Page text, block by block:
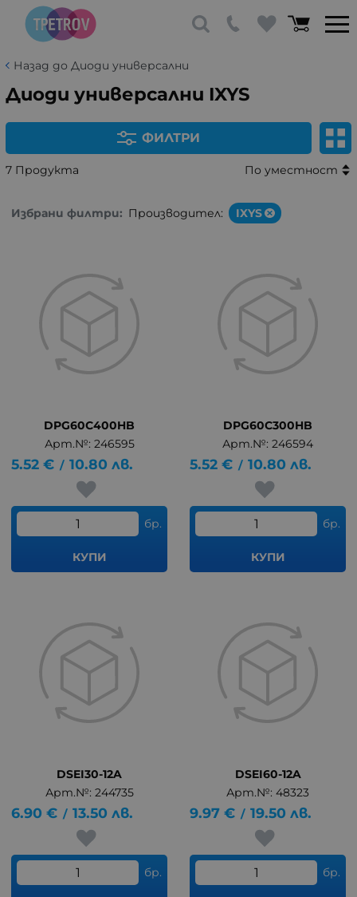
Назад до Диоди универсални
Диоди универсални IXYS
ФИЛТРИ
7 Продукта По уместност
Избрани филтри: Производител: IXYS
DPG60C400HB
Арт.№: 246595
5.52 € / 10.80 лв.
бр.
КУПИ
DPG60C300HB
Арт.№: 246594
5.52 € / 10.80 лв.
бр.
КУПИ
DSEI30-12A
Арт.№: 244735
6.90 € / 13.50 лв.
бр.
DSEI60-12A
Арт.№: 48323
9.97 € / 19.50 лв.
бр.